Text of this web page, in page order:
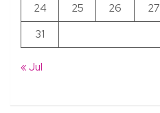
24
25 26 27
31
« Jul